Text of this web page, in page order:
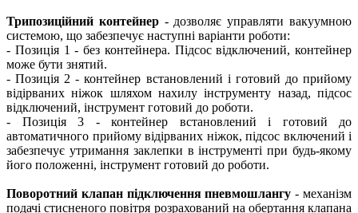
Трипозиційний контейнер - дозволяє управляти вакуумною
системою, що забезпечує наступні варіанти роботи:
- Позиція 1 - без контейнера. Підсос відключений, контейнер
може бути знятий.
- Позиція 2 - контейнер встановлений і готовий до прийому
відірваних ніжок шляхом нахилу інструменту назад, підсос
відключений, інструмент готовий до роботи.
- Позиція 3 - контейнер встановлений і готовий до
автоматичного прийому відірваних ніжок, підсос включений і
забезпечує утримання заклепки в інструменті при будь-якому
його положенні, інструмент готовий до роботи.
Поворотний клапан підключення пневмошлангу- механізм
подачі стисненого повітря розрахований на обертання клапана